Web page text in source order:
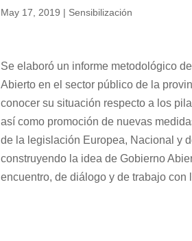
May 17, 2019 | Sensibilización
Se elaboró un informe metodológico
Abierto en el sector público de la
conocer su situación respecto a los
así como promoción de nuevas
de la legislación Europea, Nacional y
construyendo la idea de Gobierno
encuentro, de diálogo y de trabajo con